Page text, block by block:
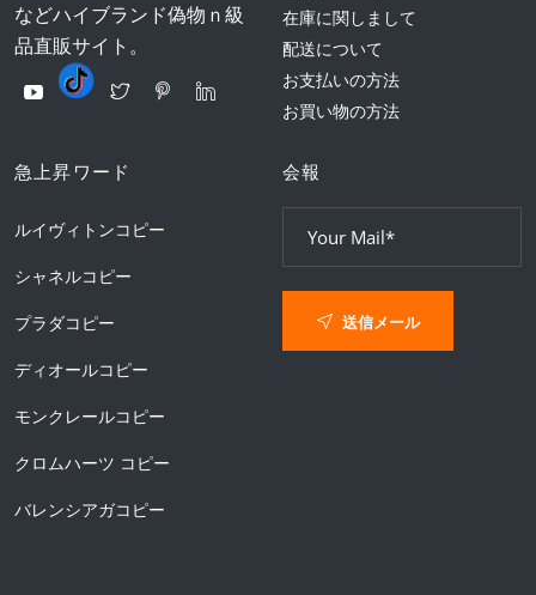
などハイブランド偽物ｎ級
品直販サイト。
在庫に関しまして
配送について
お支払いの方法
お買い物の方法
急上昇ワード
ルイヴィトンコピー
シャネルコピー
プラダコピー
ディオールコピー
モンクレールコピー
クロムハーツ コピー
バレンシアガコピー
会報
送信メール